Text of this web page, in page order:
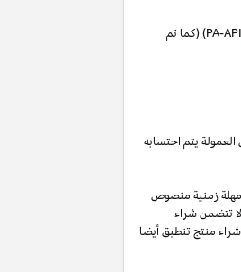
PA-API) (كما تم
يتم احتسابه
زمنية منصوص
تتضمن شراء
منتج تنطبق أيضا